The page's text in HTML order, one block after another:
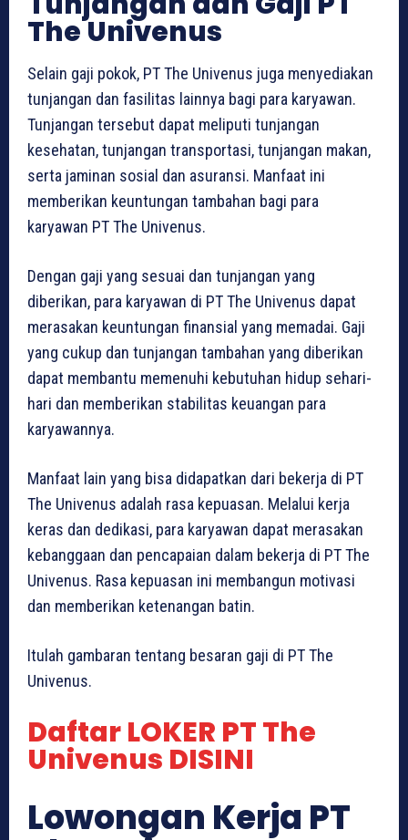
The Univenus
Selain gaji pokok, PT The Univenus juga menyediakan
tunjangan dan fasilitas lainnya bagi para karyawan.
Tunjangan tersebut dapat meliputi tunjangan
kesehatan, tunjangan transportasi, tunjangan makan,
serta jaminan sosial dan asuransi. Manfaat ini
memberikan keuntungan tambahan bagi para
karyawan PT The Univenus.
Dengan gaji yang sesuai dan tunjangan yang
diberikan, para karyawan di PT The Univenus dapat
merasakan keuntungan finansial yang memadai. Gaji
yang cukup dan tunjangan tambahan yang diberikan
dapat membantu memenuhi kebutuhan hidup sehari-
hari dan memberikan stabilitas keuangan para
karyawannya.
Manfaat lain yang bisa didapatkan dari bekerja di PT
The Univenus adalah rasa kepuasan. Melalui kerja
keras dan dedikasi, para karyawan dapat merasakan
kebanggaan dan pencapaian dalam bekerja di PT The
Univenus. Rasa kepuasan ini membangun motivasi
dan memberikan ketenangan batin.
Itulah gambaran tentang besaran gaji di PT The
Univenus.
Daftar LOKER PT The
Univenus DISINI
Lowongan Kerja PT